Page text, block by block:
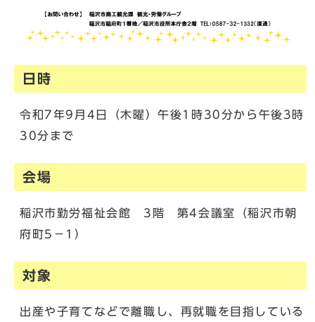
日時
令和7年9月4日（木曜）午後1時30分から午後3時
30分まで
会場
稲沢市勤労福祉会館 3階 第4会議室（稲沢市朝
府町5－1）
対象
出産や子育てなどで離職し、再就職を目指している